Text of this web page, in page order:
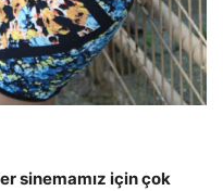
sinemamız için çok